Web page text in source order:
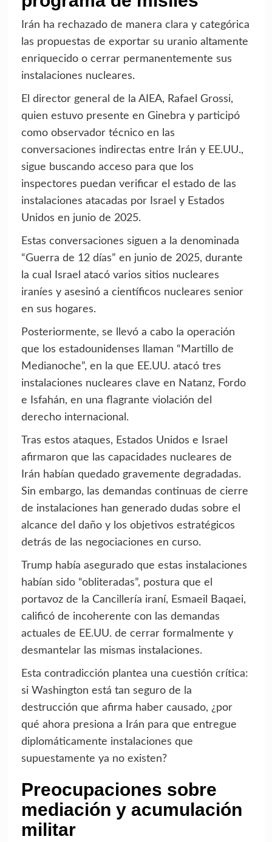
Irán ha rechazado de manera clara y categórica
las propuestas de exportar su uranio altamente
enriquecido o cerrar permanentemente sus
instalaciones nucleares.
El director general de la AIEA, Rafael Grossi,
quien estuvo presente en Ginebra y participó
como observador técnico en las
conversaciones indirectas entre Irán y EE.UU.,
sigue buscando acceso para que los
inspectores puedan verificar el estado de las
instalaciones atacadas por Israel y Estados
Unidos en junio de 2025.
Estas conversaciones siguen a la denominada
“Guerra de 12 días” en junio de 2025, durante
la cual Israel atacó varios sitios nucleares
iraníes y asesinó a científicos nucleares senior
en sus hogares.
Posteriormente, se llevó a cabo la operación
que los estadounidenses llaman “Martillo de
Medianoche”, en la que EE.UU. atacó tres
instalaciones nucleares clave en Natanz, Fordo
e Isfahán, en una flagrante violación del
derecho internacional.
Tras estos ataques, Estados Unidos e Israel
afirmaron que las capacidades nucleares de
Irán habían quedado gravemente degradadas.
Sin embargo, las demandas continuas de cierre
de instalaciones han generado dudas sobre el
alcance del daño y los objetivos estratégicos
detrás de las negociaciones en curso.
Trump había asegurado que estas instalaciones
habían sido “obliteradas”, postura que el
portavoz de la Cancillería iraní, Esmaeil Baqaei,
calificó de incoherente con las demandas
actuales de EE.UU. de cerrar formalmente y
desmantelar las mismas instalaciones.
Esta contradicción plantea una cuestión crítica:
si Washington está tan seguro de la
destrucción que afirma haber causado, ¿por
qué ahora presiona a Irán para que entregue
diplomáticamente instalaciones que
supuestamente ya no existen?
Preocupaciones sobre
mediación y acumulación
militar